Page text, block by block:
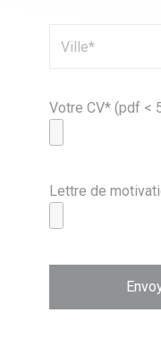
Votre CV* (pdf <
Lettre de